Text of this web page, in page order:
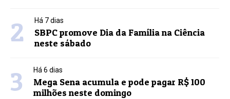
2 Há 7 dias
SBPC promove Dia da Família na Ciência
neste sábado
3 Há 6 dias
Mega Sena acumula e pode pagar R$ 100
milhões neste domingo